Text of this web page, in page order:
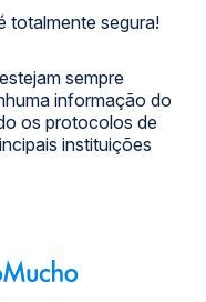
totalmente segura!
sempre
informação do
os protocolos de
instituições